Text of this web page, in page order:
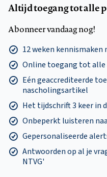
Altijd toegang tot alle
Abonneer vandaag nog!
12 weken kennismaken
Online toegang tot
Eén geaccrediteerde
nascholingsartikel
Het tijdschrift 3 keer in
Onbeperkt luisteren
Gepersonaliseerde
Antwoorden op al je
NTVG'